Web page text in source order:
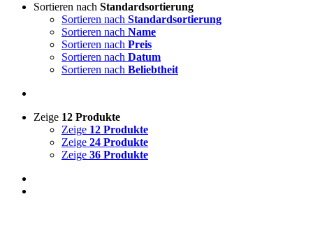
Sortieren nach Standardsortierung
Sortieren nach Standardsortierung
Sortieren nach Name
Sortieren nach Preis
Sortieren nach Datum
Sortieren nach Beliebtheit
Zeige 12 Produkte
Zeige 12 Produkte
Zeige 24 Produkte
Zeige 36 Produkte